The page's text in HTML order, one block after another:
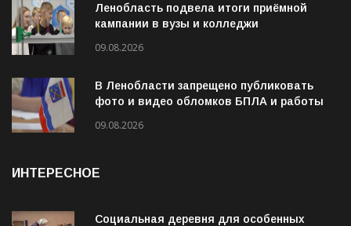
Ленобласть подвела итоги приёмной
кампании в вузы и колледжи
09.08.2026
В Ленобласти запрещено публиковать
фото и видео обломков БПЛА и работы
09.08.2026
ИНТЕРЕСНОЕ
Социальная деревня для особенных